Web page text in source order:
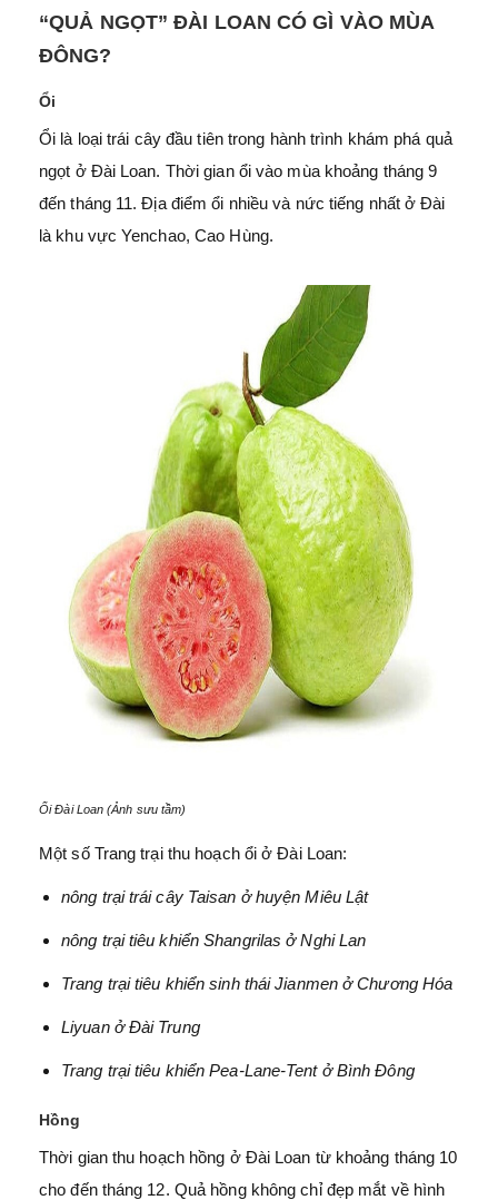
“QUẢ NGỌT” ĐÀI LOAN CÓ GÌ VÀO MÙA
ĐÔNG?
Ổi
Ổi là loại trái cây đầu tiên trong hành trình khám phá quả
ngọt ở Đài Loan. Thời gian ổi vào mùa khoảng tháng 9
đến tháng 11. Địa điểm ổi nhiều và nức tiếng nhất ở Đài
là khu vực Yenchao, Cao Hùng.
Ổi Đài Loan (Ảnh sưu tầm)
Một số Trang trại thu hoạch ổi ở Đài Loan:
nông trại trái cây Taisan ở huyện Miêu Lật
nông trại tiêu khiển Shangrilas ở Nghi Lan
Trang trại tiêu khiển sinh thái Jianmen ở Chương Hóa
Liyuan ở Đài Trung
Trang trại tiêu khiển Pea-Lane-Tent ở Bình Đông
Hồng
Thời gian thu hoạch hồng ở Đài Loan từ khoảng tháng 10
cho đến tháng 12. Quả hồng không chỉ đẹp mắt về hình